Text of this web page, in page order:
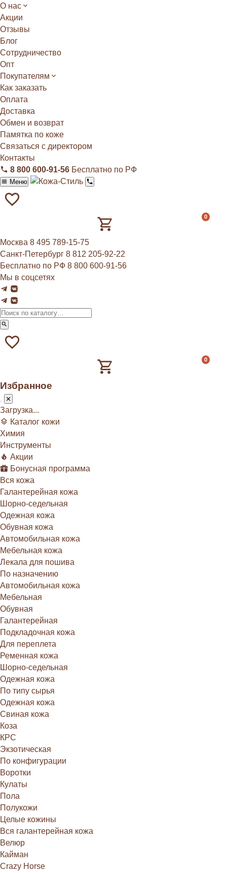
О нас
Акции
Отзывы
Блог
Сотрудничество
Опт
Покупателям
Как заказать
Оплата
Доставка
Обмен и возврат
Памятка по коже
Связаться с директором
Контакты
8 800 600‑91‑56 Бесплатно по РФ
Меню
0
Москва 8 495 789‑15‑75
Санкт-Петербург 8 812 205‑92‑22
Бесплатно по РФ 8 800 600‑91‑56
Мы в соцсетях
0
Избранное
Загрузка...
Каталог кожи
Химия
Инструменты
Акции
Бонусная программа
Вся кожа
Галантерейная кожа
Шорно-седельная
Одежная кожа
Обувная кожа
Автомобильная кожа
Мебельная кожа
Лекала для пошива
По назначению
Автомобильная кожа
Мебельная
Обувная
Галантерейная
Подкладочная кожа
Для переплета
Ременная кожа
Шорно-седельная
Одежная кожа
По типу сырья
Одежная кожа
Свиная кожа
Коза
КРС
Экзотическая
По конфигурации
Воротки
Кулаты
Пола
Полукожи
Целые кожины
Вся галантерейная кожа
Велюр
Кайман
Crazy Horse